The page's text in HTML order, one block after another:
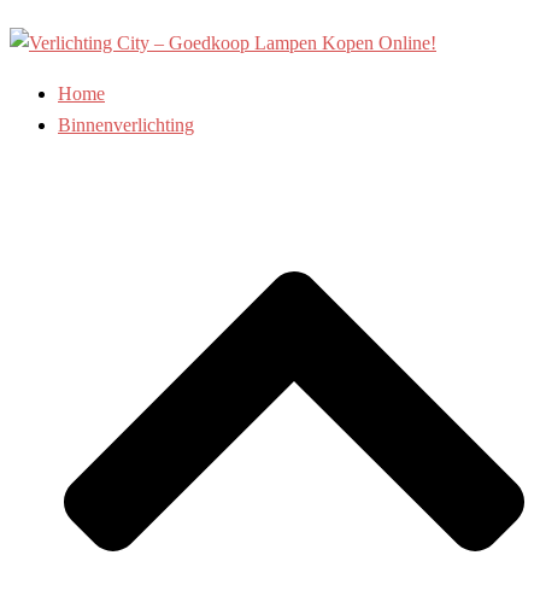
Ga
naar
inhoud
Home
Binnenverlichting